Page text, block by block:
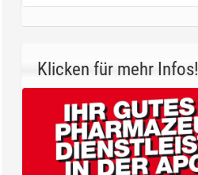
Klicken für mehr Infos!